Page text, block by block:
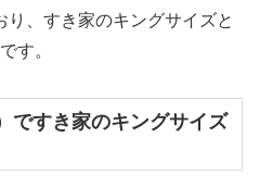
、すき家のキングサイズと
す。
ですき家のキングサイズ